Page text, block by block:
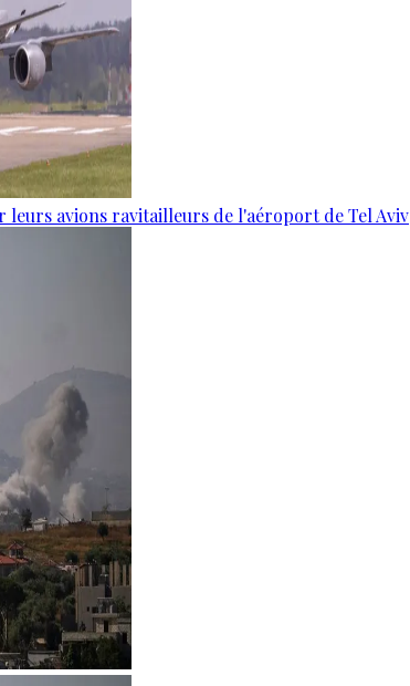
leurs avions ravitailleurs de l'aéroport de Tel Aviv